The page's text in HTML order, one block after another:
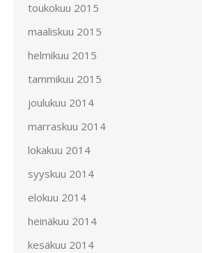
toukokuu 2015
maaliskuu 2015
helmikuu 2015
tammikuu 2015
joulukuu 2014
marraskuu 2014
lokakuu 2014
syyskuu 2014
elokuu 2014
heinäkuu 2014
kesäkuu 2014